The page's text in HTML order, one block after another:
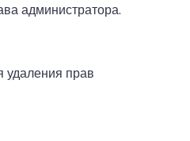
администратора.
удаления прав